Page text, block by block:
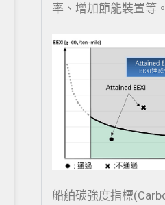
率、增加節能裝置等。
船舶碳強度指標